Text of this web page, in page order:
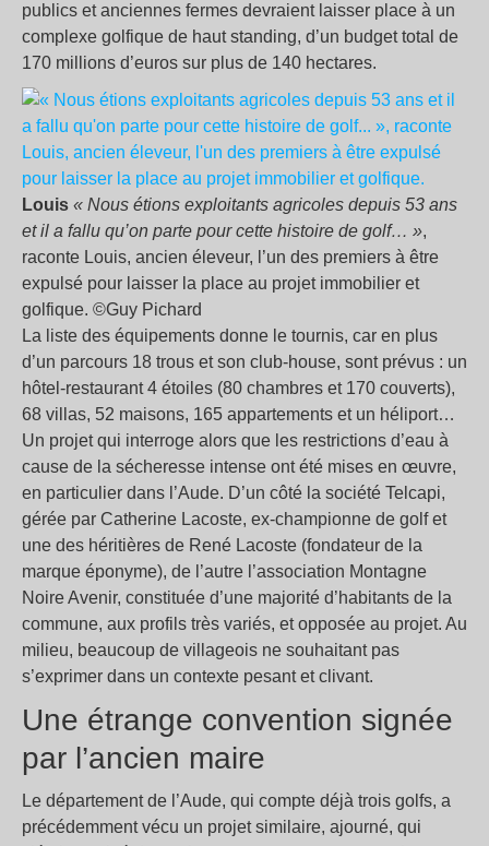
publics et anciennes fermes devraient laisser place à un
complexe golfique de haut standing, d’un budget total de
170 millions d’euros sur plus de 140 hectares.
Louis « Nous étions exploitants agricoles depuis 53 ans
et il a fallu qu’on parte pour cette histoire de golf… »,
raconte Louis, ancien éleveur, l’un des premiers à être
expulsé pour laisser la place au projet immobilier et
golfique. ©Guy Pichard
La liste des équipements donne le tournis, car en plus
d’un parcours 18 trous et son club-house, sont prévus : un
hôtel-restaurant 4 étoiles (80 chambres et 170 couverts),
68 villas, 52 maisons, 165 appartements et un héliport…
Un projet qui interroge alors que les restrictions d’eau à
cause de la sécheresse intense ont été mises en œuvre,
en particulier dans l’Aude. D’un côté la société Telcapi,
gérée par Catherine Lacoste, ex-championne de golf et
une des héritières de René Lacoste (fondateur de la
marque éponyme), de l’autre l’association Montagne
Noire Avenir, constituée d’une majorité d’habitants de la
commune, aux profils très variés, et opposée au projet. Au
milieu, beaucoup de villageois ne souhaitant pas
s’exprimer dans un contexte pesant et clivant.
Une étrange convention signée
par l’ancien maire
Le département de l’Aude, qui compte déjà trois golfs, a
précédemment vécu un projet similaire, ajourné, qui